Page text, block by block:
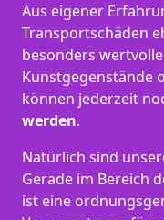
Aus eigener
Transportschäden
besonders
Kunstgegenstände
können jederzeit
werden.
Natürlich sind
Gerade im Bereich
ist eine